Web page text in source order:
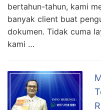
bertahun-tahun, kami
banyak client buat
dokumen. Tidak cuma
kami …